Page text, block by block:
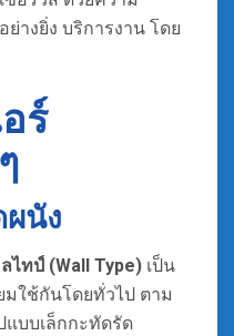
างยิ่ง บริการงาน โดย
ร์
นัง
ไทป์ (Wall Type) เป็น
มใช้กันโดยทั่วไป ตาม
บบเล็กกะทัดรัด